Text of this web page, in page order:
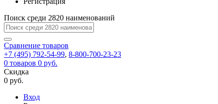
Ок
Запомнить
меня
Забыли
указанный
электронный
перейдя
по
которой
вы
задать
Перейдите
по
для
смены
пароля.
Сменить
Сообщение
пользовательского
Поиск среди 2820 наименований
Сравнение товаров
+7 (495) 792-54-99, 8-800-700-23-23
0 товаров 0 руб.
Скидка
0 руб.
Вход